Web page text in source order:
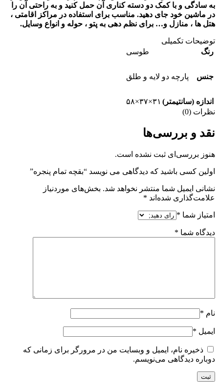
به سادگی و با کمک دو دسته کناری آن حمل کنید و به راحتی آن را
در ماشین خود جای دهید. مناسب برای استفاده در مراکز اقامتی ،
هتل ها ، منازل و… برای نظم دهی به پتو ، حوله و انواع وسایل.
توضیحات تکمیلی
رنگ
طوسی
جنس پارچه دو لایه و طلق
اندازه (سانتیمتر) ۳۱×۳۷×۵۸
نظرات (0)
نقد و بررسی‌ها
هنوز بررسی‌ای ثبت نشده است.
اولین کسی باشید که دیدگاهی می نویسد “بقچه تمام پنجره”
نشانی ایمیل شما منتشر نخواهد شد. بخش‌های موردنیاز
علامت‌گذاری شده‌اند *
امتیاز شما *
دیدگاه شما *
نام *
ایمیل *
ذخیره نام، ایمیل و وبسایت من در مرورگر برای زمانی که
دوباره دیدگاهی می‌نویسم.